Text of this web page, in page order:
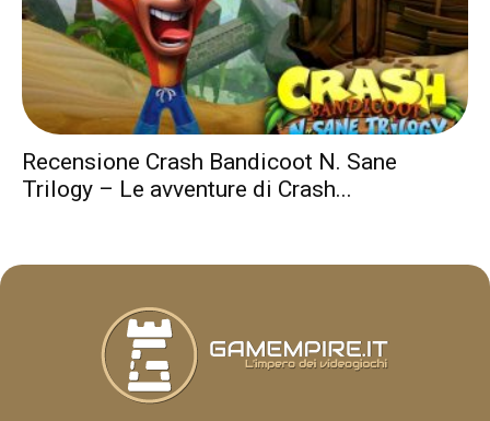
Recensione Crash Bandicoot N. Sane
Trilogy – Le avventure di Crash...